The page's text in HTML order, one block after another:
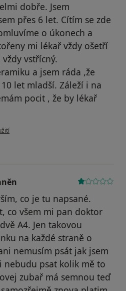
dobře. Jsem
přes 6 let. Cítím se zde
o úkonech a
mi lékař vždy ošetří
vstřícný.
a jsem ráda ,že
let mladší. Záleží i na
pocit , že by lékař
Váš účet byl odstraněn
co je tu napsané.
co všem mi pan doktor
A4. Jen takovou
na každé straně o
nemusím psát jak jsem
nebudu psat kolik mě to
zubař má semnou teď